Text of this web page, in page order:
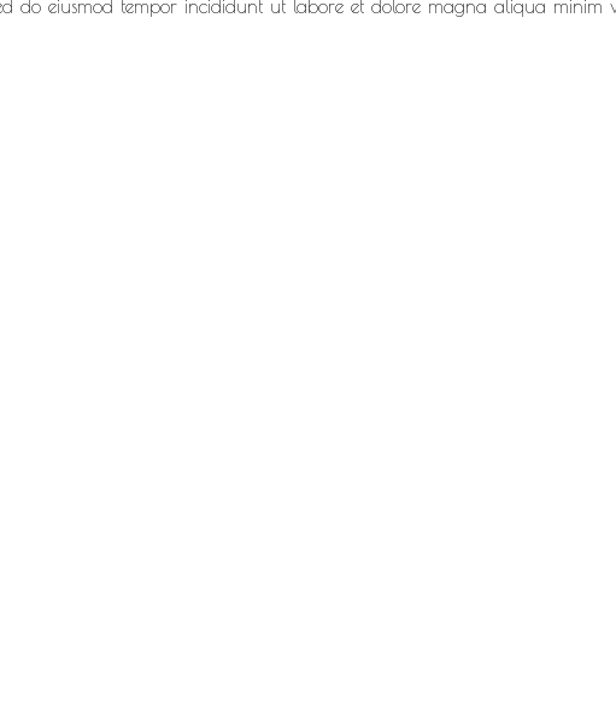
do eiusmod tempor incididunt ut labore et dolore magna aliqua minim